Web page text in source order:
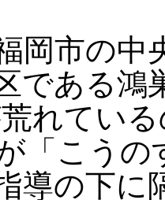
岡市の中
である鴻
れてい
「こう
導の下に